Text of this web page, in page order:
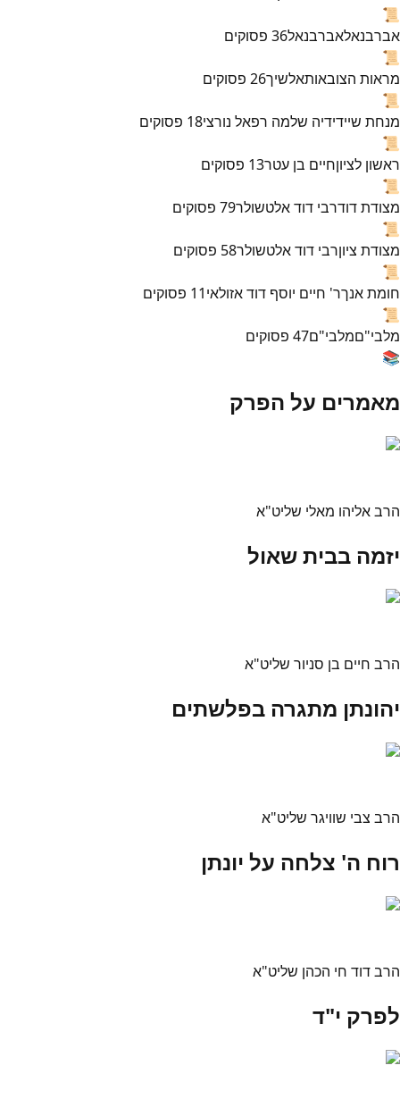
📜
אברבנאלאברבנאל36 פסוקים
📜
מראות הצובאותאלשיך26 פסוקים
📜
מנחת שיידידיה שלמה רפאל נורצי18 פסוקים
📜
ראשון לציוןחיים בן עטר13 פסוקים
📜
מצודת דודרבי דוד אלטשולר79 פסוקים
📜
מצודת ציוןרבי דוד אלטשולר58 פסוקים
📜
חומת אנךר' חיים יוסף דוד אזולאי11 פסוקים
📜
מלבי"םמלבי"ם47 פסוקים
📚
מאמרים על הפרק
הרב אליהו מאלי שליט"א
יזמה בבית שאול
הרב חיים בן סניור שליט"א
יהונתן מתגרה בפלשתים
הרב צבי שוויגר שליט"א
רוח ה' צלחה על יונתן
הרב דוד חי הכהן שליט"א
לפרק י"ד